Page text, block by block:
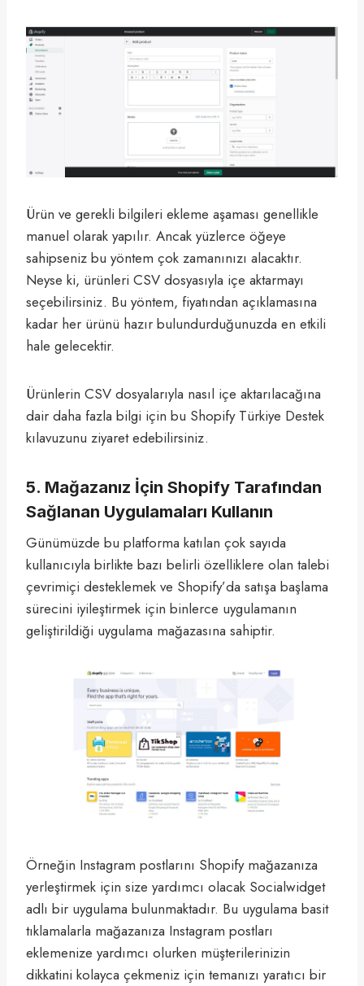
Ürün ve gerekli bilgileri ekleme aşaması genellikle
manuel olarak yapılır. Ancak yüzlerce öğeye
sahipseniz bu yöntem çok zamanınızı alacaktır.
Neyse ki, ürünleri CSV dosyasıyla içe aktarmayı
seçebilirsiniz. Bu yöntem, fiyatından açıklamasına
kadar her ürünü hazır bulundurduğunuzda en etkili
hale gelecektir.
Ürünlerin CSV dosyalarıyla nasıl içe aktarılacağına
dair daha fazla bilgi için bu Shopify Türkiye Destek
kılavuzunu ziyaret edebilirsiniz.
5. Mağazanız İçin Shopify Tarafından
Sağlanan Uygulamaları Kullanın
Günümüzde bu platforma katılan çok sayıda
kullanıcıyla birlikte bazı belirli özelliklere olan talebi
çevrimiçi desteklemek ve Shopify’da satışa başlama
sürecini iyileştirmek için binlerce uygulamanın
geliştirildiği uygulama mağazasına sahiptir.
Örneğin Instagram postlarını Shopify mağazanıza
yerleştirmek için size yardımcı olacak Socialwidget
adlı bir uygulama bulunmaktadır. Bu uygulama basit
tıklamalarla mağazanıza Instagram postları
eklemenize yardımcı olurken müşterilerinizin
dikkatini kolayca çekmeniz için temanızı yaratıcı bir